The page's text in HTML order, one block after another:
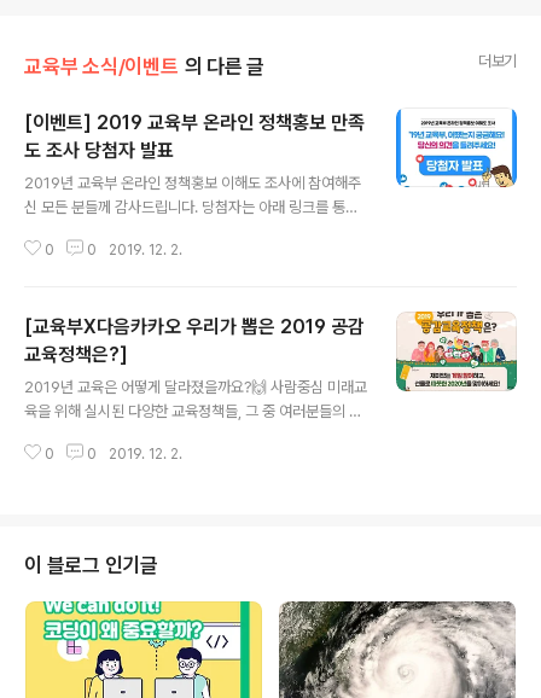
교육부 소식/이벤트 의 다른 글 더보기
[이벤트] 2019 교육부 온라인 정책홍보 만족
도 조사 당첨자 발표
2019년 교육부 온라인 정책홍보 이해도 조사에 참여해주
신 모든 분들께 감사드립니다. 당첨자는 아래 링크를 통해
교육부 소통활동에 대한 소중한 의견을 향후 온라인 정책
자발표 #경품 #소통왕_교육부
0 0 2019. 12. 2.
[교육부X다음카카오 우리가 뽑은 2019 공감
교육정책은?]
2019년 교육은 어떻게 달라졌을까요?🙌 사람중심 미래교
육을 위해 실시된 다양한 교육정책들, 그 중 여러분들의 최
께하는 "2019년 교육정책에 대한 모든 것"👍 재미있는 게
ttps://bit.ly/35RyafF #교육부 #다음카카오 #사람중심
미래교육 #내가_뽑은_2019_공감교육정책은 #미래교육
_타자왕은_나야나 #이벤트
0 0 2019. 12. 2.
이 블로그 인기글